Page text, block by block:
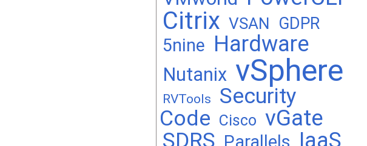
Citrix VSAN GDPR
5nine Hardware
Nutanix vSphere
RVTools
Security
Code Cisco vGate
SDRS Parallels IaaS